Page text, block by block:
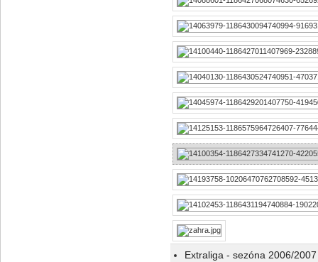
Extraliga - sezóna 2006/2007